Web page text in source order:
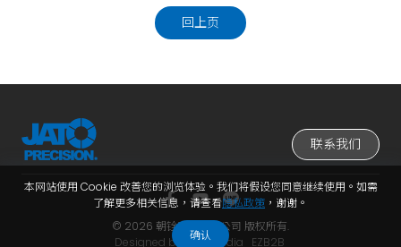
回上页
联系我们
© 2026 朝铨实业有限公司 版权所有.
Designed by
Lets Media EZB2B
本网站使用 Cookie 改善您的浏览体验。我们将假设您同意继续使用。如需
了解更多相关信息，请查看隐私政策 ，谢谢。
确认